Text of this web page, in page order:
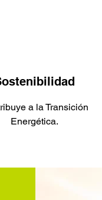
a la Transición
Energética.